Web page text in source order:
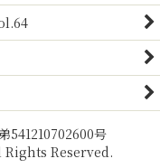
541210702600号
Rights Reserved.